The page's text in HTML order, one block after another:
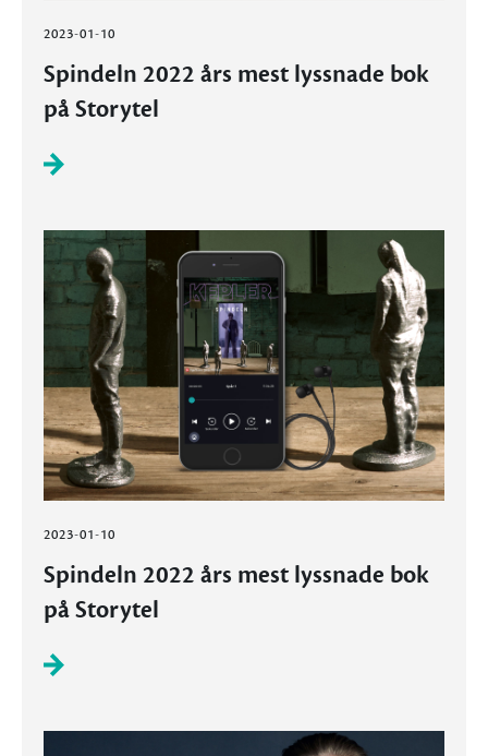
2023-01-10
Spindeln 2022 års mest lyssnade bok
på Storytel
2023-01-10
Spindeln 2022 års mest lyssnade bok
på Storytel